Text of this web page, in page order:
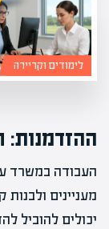
לימודים וקריירה
ההזדמנות:
העבודה במשרד
מעניינים
יכולים להוביל